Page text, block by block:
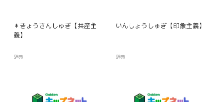
＊きょうさんしゅぎ【共産主
義】
辞典
いんしょうしゅぎ【印象主義】
辞典